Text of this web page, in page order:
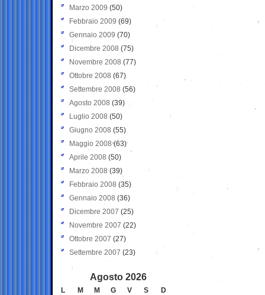
Marzo 2009 (50)
Febbraio 2009 (69)
Gennaio 2009 (70)
Dicembre 2008 (75)
Novembre 2008 (77)
Ottobre 2008 (67)
Settembre 2008 (56)
Agosto 2008 (39)
Luglio 2008 (50)
Giugno 2008 (55)
Maggio 2008(63)
Aprile 2008 (50)
Marzo 2008 (39)
Febbraio 2008 (35)
Gennaio 2008 (36)
Dicembre 2007 (25)
Novembre 2007 (22)
Ottobre 2007 (27)
Settembre 2007 (23)
Agosto 2026
L M M G V S
D